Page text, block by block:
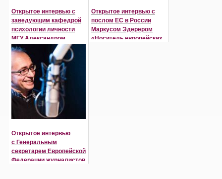
Открытое интервью c
заведующим кафедрой
психологии личности
МГУ Александром
Асмоловым
Открытое интервью с
послом ЕС в России
Маркусом Эдерером
«Носитель европейских
Открытое интервью
с Генеральным
секретарем Европейской
Федерации журналистов